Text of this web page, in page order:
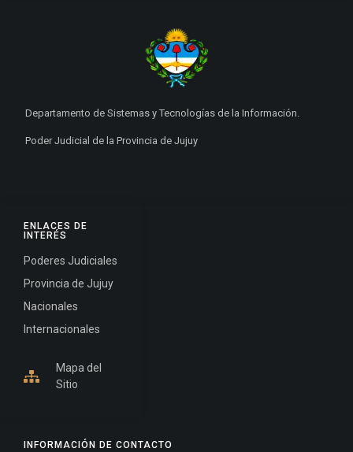
INFORMACIÓN DE CONTACTO
ENLACES DE
INTERÉS
Poderes Judiciales
Provincia de Jujuy
Nacionales
Internacionales
Mapa del
Sitio
Departamento de Sistemas y Tecnologías de la Información.
Poder Judicial de la Provincia de Jujuy